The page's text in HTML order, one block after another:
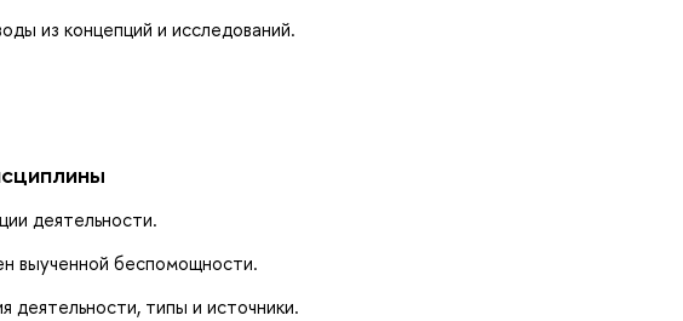
из концепций и исследований.
деятельности.
выученной беспомощности.
деятельности, типы и источники.